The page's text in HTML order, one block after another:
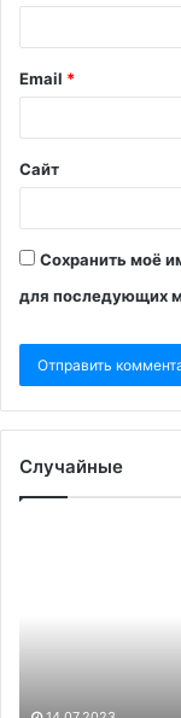
Email *
Сайт
Сохранить моё
для последующих
Случайные